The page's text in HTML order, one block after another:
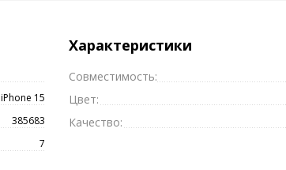
iPhone 15
385683
7
Характеристики
Совместимость:
Цвет:
Качество: